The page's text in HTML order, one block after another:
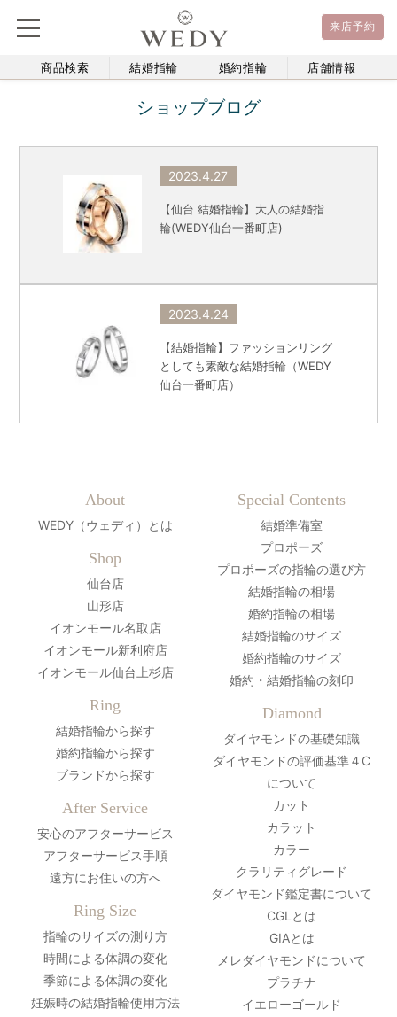
来店予約
商品検索 結婚指輪 婚約指輪 店舗情報
ショップブログ
2023.4.27
【仙台 結婚指輪】大人の結婚指
輪(WEDY仙台一番町店)
2023.4.24
【結婚指輪】ファッションリング
としても素敵な結婚指輪（WEDY
仙台一番町店）
About
WEDY（ウェディ）とは
Shop
仙台店
山形店
イオンモール名取店
イオンモール新利府店
イオンモール仙台上杉店
Ring
結婚指輪から探す
婚約指輪から探す
ブランドから探す
After Service
安心のアフターサービス
アフターサービス手順
遠方にお住いの方へ
Ring Size
指輪のサイズの測り方
時間による体調の変化
季節による体調の変化
妊娠時の結婚指輪使用方法
Special Contents
結婚準備室
プロポーズ
プロポーズの指輪の選び方
結婚指輪の相場
婚約指輪の相場
結婚指輪のサイズ
婚約指輪のサイズ
婚約・結婚指輪の刻印
Diamond
ダイヤモンドの基礎知識
ダイヤモンドの評価基準４C
について
カット
カラット
カラー
クラリティグレード
ダイヤモンド鑑定書について
CGLとは
GIAとは
メレダイヤモンドについて
プラチナ
イエローゴールド